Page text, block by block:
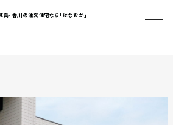
島・香川の注文住宅なら「はなおか」